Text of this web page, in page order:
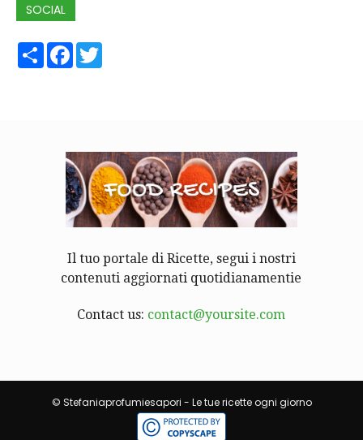
SOCIAL
ShareFacebook
Il tuo portale di Ricette, segui i nostri
contenuti aggiornati quotidianamentie
Contact us: contact@yoursite.com
© Stefaniaprofumiesapori - Le tue ricette ogni giorno